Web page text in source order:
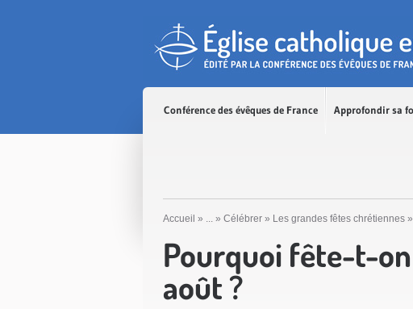
Conférence des évêques de France Approfondir sa
Accueil » ... » Célébrer » Les grandes fêtes chrétiennes »
Pourquoi fête-t-on
août ?